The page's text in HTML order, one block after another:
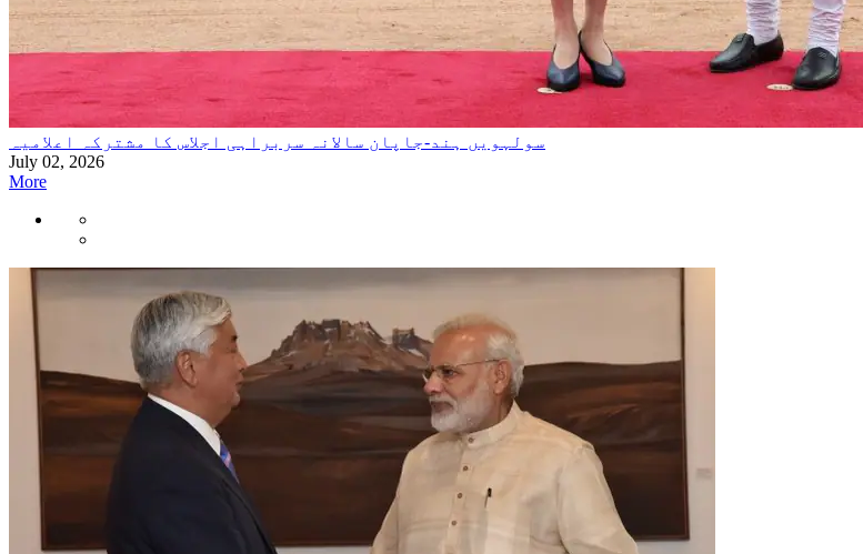
سولہویں ہند-جاپان سالانہ سربراہی اجلاس کا مشترکہ اعلامیہ
July 02, 2026
More